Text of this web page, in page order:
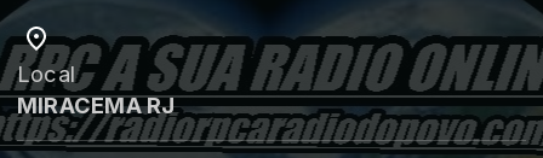
Local
MIRACEMA RJ